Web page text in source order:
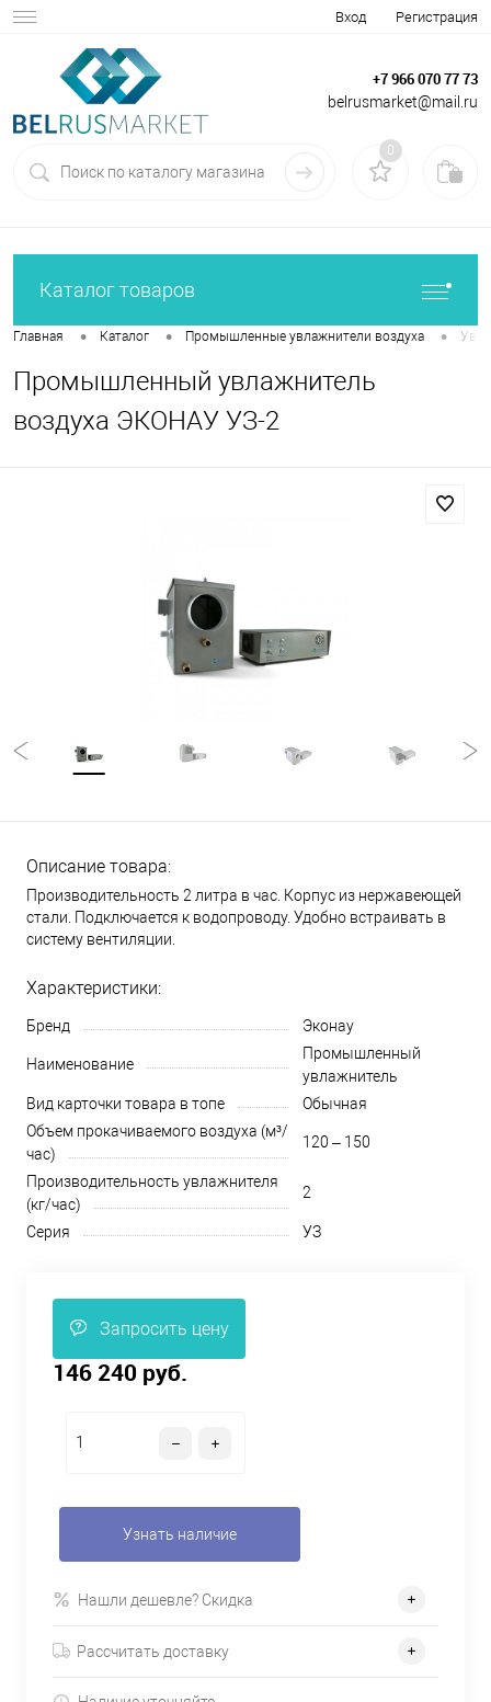
Вход Регистрация
+7 966 070 77 73
belrusmarket@mail.ru
0
Каталог товаров
Главная • Каталог • Промышленные увлажнители воздуха •
Промышленный увлажнитель
воздуха ЭКОНАУ УЗ-2
Описание товара:
Производительность 2 литра в час. Корпус из нержавеющей
стали. Подключается к водопроводу. Удобно встраивать в
систему вентиляции.
Характеристики:
Бренд Эконау
Наименование
Промышленный
увлажнитель
Вид карточки товара в топе
Обычная
Объем прокачиваемого воздуха (м³/
час)
120 – 150
Производительность увлажнителя
(кг/час)
2
Серия УЗ
Запросить цену
146 240 руб.
Узнать наличие
Нашли дешевле? Скидка
Рассчитать доставку